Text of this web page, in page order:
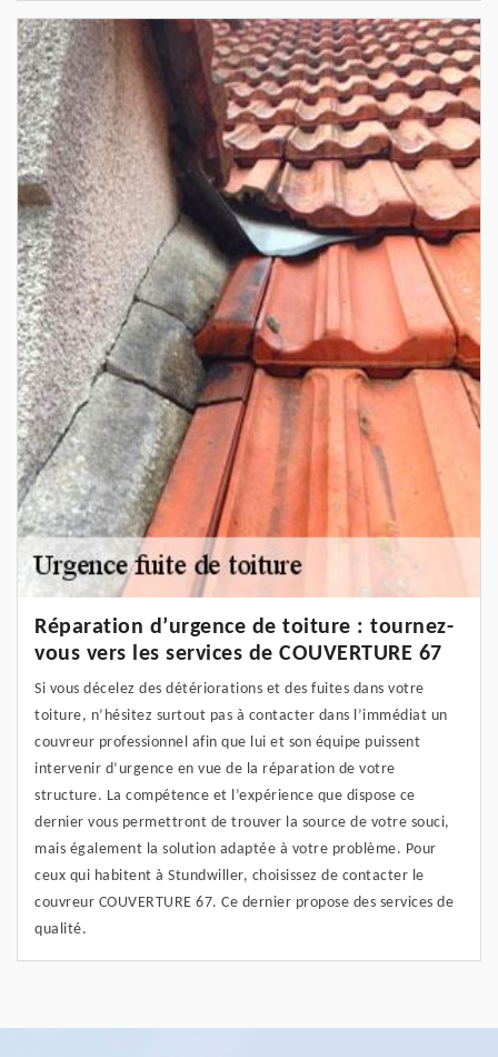
Réparation d’urgence de toiture : tournez-
vous vers les services de COUVERTURE 67
Si vous décelez des détériorations et des fuites dans votre
toiture, n’hésitez surtout pas à contacter dans l’immédiat un
couvreur professionnel afin que lui et son équipe puissent
intervenir d’urgence en vue de la réparation de votre
structure. La compétence et l’expérience que dispose ce
dernier vous permettront de trouver la source de votre souci,
mais également la solution adaptée à votre problème. Pour
ceux qui habitent à Stundwiller, choisissez de contacter le
couvreur COUVERTURE 67. Ce dernier propose des services de
qualité.